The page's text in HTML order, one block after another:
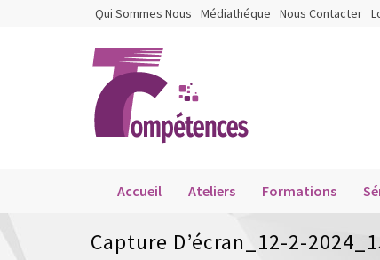
Qui Sommes Nous Médiathéque Nous Contacter
Accueil Ateliers Formations
Capture D’écran_12-2-